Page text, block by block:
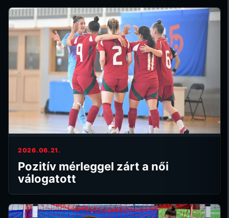
2026.06.21.
Pozitív mérleggel zárt a női
válogatott